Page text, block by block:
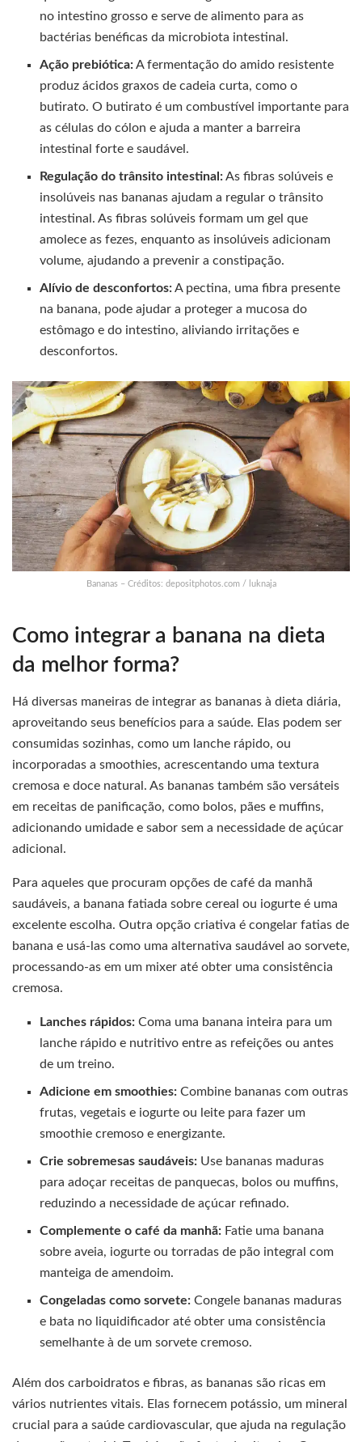
no intestino grosso e serve de alimento para as
bactérias benéficas da microbiota intestinal.
Ação prebiótica:A fermentação do amido resistente
produz ácidos graxos de cadeia curta, como o
butirato. O butirato é um combustível importante para
as células do cólon e ajuda a manter a barreira
intestinal forte e saudável.
Regulação do trânsito intestinal:As fibras solúveis e
insolúveis nas bananas ajudam a regular o trânsito
intestinal. As fibras solúveis formam um gel que
amolece as fezes, enquanto as insolúveis adicionam
volume, ajudando a prevenir a constipação.
Alívio de desconfortos:A pectina, uma fibra presente
na banana, pode ajudar a proteger a mucosa do
estômago e do intestino, aliviando irritações e
desconfortos.
Bananas – Créditos: depositphotos.com / luknaja
Como integrar a banana na dieta
da melhor forma?
Há diversas maneiras de integrar as bananas à dieta diária,
aproveitando seus benefícios para a saúde. Elas podem ser
consumidas sozinhas, como um lanche rápido, ou
incorporadas a smoothies, acrescentando uma textura
cremosa e doce natural. As bananas também são versáteis
em receitas de panificação, como bolos, pães e muffins,
adicionando umidade e sabor sem a necessidade de açúcar
adicional.
Para aqueles que procuram opções de café da manhã
saudáveis, a banana fatiada sobre cereal ou iogurte é uma
excelente escolha. Outra opção criativa é congelar fatias de
banana e usá-las como uma alternativa saudável ao sorvete,
processando-as em um mixer até obter uma consistência
cremosa.
Lanches rápidos: Coma uma banana inteira para um
lanche rápido e nutritivo entre as refeições ou antes
de um treino.
Adicione em smoothies: Combine bananas com outras
frutas, vegetais e iogurte ou leite para fazer um
smoothie cremoso e energizante.
Crie sobremesas saudáveis: Use bananas maduras
para adoçar receitas de panquecas, bolos ou muffins,
reduzindo a necessidade de açúcar refinado.
Complemente o café da manhã: Fatie uma banana
sobre aveia, iogurte ou torradas de pão integral com
manteiga de amendoim.
Congeladas como sorvete: Congele bananas maduras
e bata no liquidificador até obter uma consistência
semelhante à de um sorvete cremoso.
Além dos carboidratos e fibras, as bananas são ricas em
vários nutrientes vitais. Elas fornecem potássio, um mineral
crucial para a saúde cardiovascular, que ajuda na regulação